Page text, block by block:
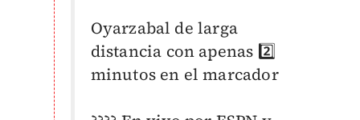
Oyarzabal de larga
distancia con apenas 2️⃣
minutos en el marcador